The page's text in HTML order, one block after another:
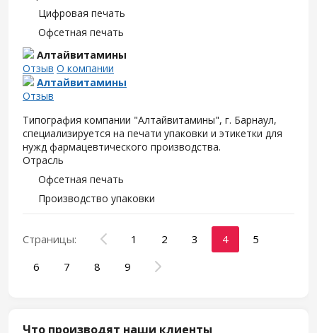
Цифровая печать
Офсетная печать
Алтайвитамины
Отзыв О компании
Алтайвитамины
Отзыв
Типография компании "Алтайвитамины", г. Барнаул,
специализируется на печати упаковки и этикетки для
нужд фармацевтического производства.
Отрасль
Офсетная печать
Производство упаковки
Страницы: 1 2 3 4
5
6
7 8 9
Что производят наши клиенты